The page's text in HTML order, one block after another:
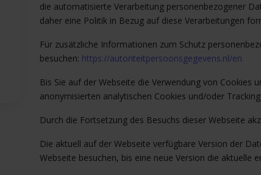
die automatisierte Verarbeitung personenbezogener
daher eine Politik in Bezug auf diese Verarbeitungen
Für zusätzliche Informationen zum Schutz
besuchen: https://autoriteitpersoonsgegevens.nl/en
Bis Sie auf der Webseite die Verwendung von Cookies
anonymisierten analytischen Cookies und/oder
Durch die Fortsetzung des Besuchs dieser Webseite
Die aktuell auf der Webseite verfügbare Version der
Webseite besuchen, bis eine neue Version die aktuelle